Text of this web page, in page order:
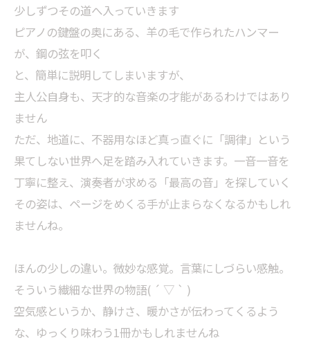
少しずつその道へ入っていきます
ピアノの鍵盤の奥にある、羊の毛で作られたハンマー
が、鋼の弦を叩く
と、簡単に説明してしまいますが、
主人公自身も、天才的な音楽の才能があるわけではあり
ません
ただ、地道に、不器用なほど真っ直ぐに「調律」という
果てしない世界へ足を踏み入れていきます。一音一音を
丁寧に整え、演奏者が求める「最高の音」を探していく
その姿は、ページをめくる手が止まらなくなるかもしれ
ませんね。
ほんの少しの違い。微妙な感覚。言葉にしづらい感触。
そういう繊細な世界の物語( ´ ▽ ` )
空気感というか、静けさ、暖かさが伝わってくるよう
な、ゆっくり味わう1冊かもしれませんね